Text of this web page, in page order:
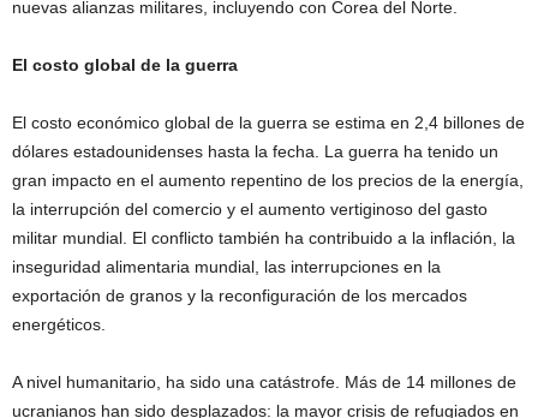
nuevas alianzas militares, incluyendo con Corea del Norte.
El costo global de la guerra
El costo económico global de la guerra se estima en 2,4 billones de
dólares estadounidenses hasta la fecha. La guerra ha tenido un
gran impacto en el aumento repentino de los precios de la energía,
la interrupción del comercio y el aumento vertiginoso del gasto
militar mundial. El conflicto también ha contribuido a la inflación, la
inseguridad alimentaria mundial, las interrupciones en la
exportación de granos y la reconfiguración de los mercados
energéticos.
A nivel humanitario, ha sido una catástrofe. Más de 14 millones de
ucranianos han sido desplazados: la mayor crisis de refugiados en